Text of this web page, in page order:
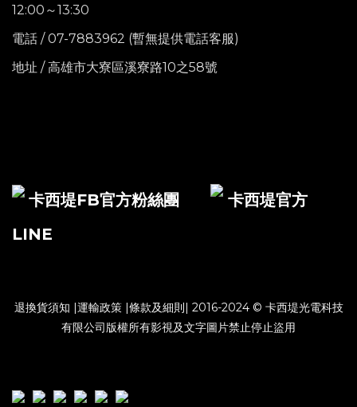
12:00～13:30
電話 / 07-7883962 (暫無提供電話客服)
地址 / 高雄市大寮區溪寮路10之58號
卡西堤FB官方粉絲團
卡西堤官方
LINE
退換貨須知 |運輸政策|條款及細則| 2016-2024 © 卡西堤光電科技
有限公司版權所有影視及文字圖片禁止停止盜用